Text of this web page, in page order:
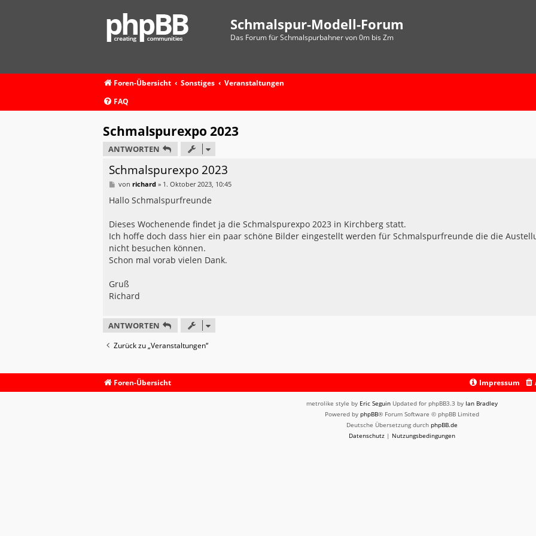
Schmalspur-Modell-Forum
Das Forum für Schmalspurbahner von 0m bis Zm
Foren-Übersicht Sonstiges
Veranstaltungen
FAQ
Schmalspurexpo 2023
ANTWORTEN
Schmalspurexpo 2023
B
i
a
g
von richard» 1. Oktober 2023, 10:45
Hallo Schmalspurfreunde
Dieses Wochenende findet ja die Schmalspurexpo 2023 in Kirchberg statt.
Ich hoffe doch dass hier ein paar schöne Bilder eingestellt werden für Schmalspurfreunde die die
nicht besuchen können.
Schon mal vorab vielen Dank.
Gruß
Richard
ANTWORTEN
Zurück zu „Veranstaltungen“
Foren-Übersicht Impressum
metrolike style by Eric Seguin Updated for phpBB3.3 by Ian Bradley
Powered by phpBB® Forum Software © phpBB Limited
Deutsche Übersetzung durch phpBB.de
Datenschutz | Nutzungsbedingungen